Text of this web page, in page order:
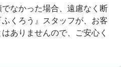
なかった場合、遠慮なく断
くろう』スタッフが、お客
ありませんので、ご安心く